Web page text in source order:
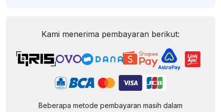
Kami menerima pembayaran berikut:
Beberapa metode pembayaran masih dalam